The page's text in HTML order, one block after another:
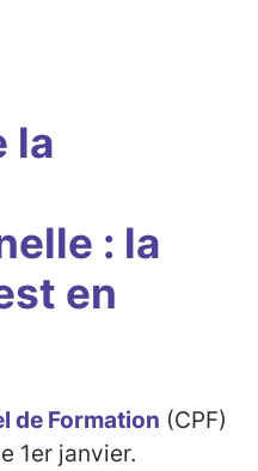
la
: la
en
de Formation (CPF)
1er janvier.